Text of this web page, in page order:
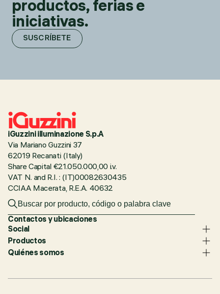
productos, ferias e
iniciativas.
SUSCRÍBETE
iGuzzini illuminazione S.p.A
Via Mariano Guzzini 37
62019 Recanati (Italy)
Share Capital €21.050.000,00 i.v.
VAT N. and R.I. : (IT)00082630435
CCIAA Macerata, R.E.A. 40632
Contactos y ubicaciones
Social
Productos
Quiénes somos